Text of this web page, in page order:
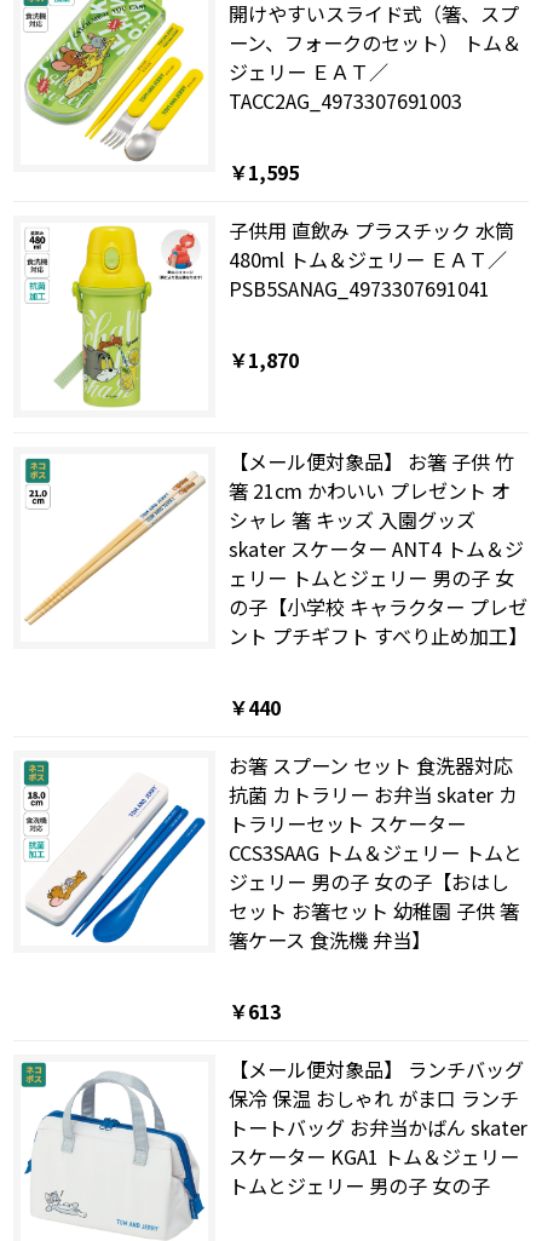
開けやすいスライド式（箸、スプ
ーン、フォークのセット） トム＆
ジェリー ＥＡＴ／
TACC2AG_4973307691003
￥1,595
子供用 直飲み プラスチック 水筒
480ml トム＆ジェリー ＥＡＴ／
PSB5SANAG_4973307691041
￥1,870
【メール便対象品】 お箸 子供 竹
箸 21cm かわいい プレゼント オ
シャレ 箸 キッズ 入園グッズ
skater スケーター ANT4 トム＆ジ
ェリー トムとジェリー 男の子 女
の子【小学校 キャラクター プレゼ
ント プチギフト すべり止め加工】
￥440
お箸 スプーン セット 食洗器対応
抗菌 カトラリー お弁当 skater カ
トラリーセット スケーター
CCS3SAAG トム＆ジェリー トムと
ジェリー 男の子 女の子【おはし
セット お箸セット 幼稚園 子供 箸
箸ケース 食洗機 弁当】
￥613
【メール便対象品】 ランチバッグ
保冷 保温 おしゃれ がま口 ランチ
トートバッグ お弁当かばん skater
スケーター KGA1 トム＆ジェリー
トムとジェリー 男の子 女の子